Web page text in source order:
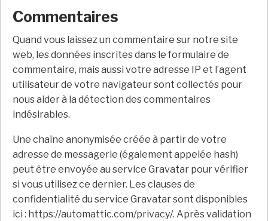
Commentaires
Quand vous laissez un commentaire sur notre site
web, les données inscrites dans le formulaire de
commentaire, mais aussi votre adresse IP et l’agent
utilisateur de votre navigateur sont collectés pour
nous aider à la détection des commentaires
indésirables.
Une chaîne anonymisée créée à partir de votre
adresse de messagerie (également appelée hash)
peut être envoyée au service Gravatar pour vérifier
si vous utilisez ce dernier. Les clauses de
confidentialité du service Gravatar sont disponibles
ici : https://automattic.com/privacy/. Après validation